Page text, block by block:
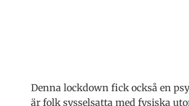
Denna lockdown fick också en
är folk sysselsatta med fysiska